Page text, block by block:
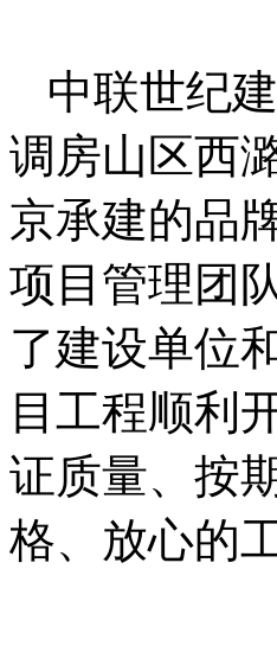
中联世纪
调房山区西
京承建的品
项目管理团
了建设单位
目工程顺利
证质量、按
格、放心的